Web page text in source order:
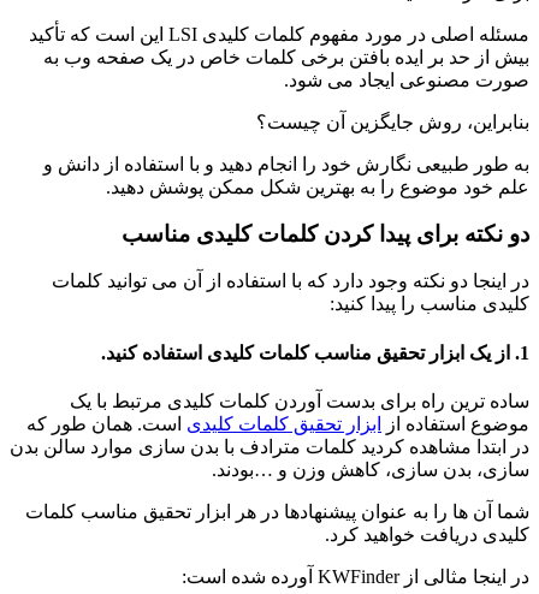
مسئله اصلی در مورد مفهوم کلمات کلیدی LSI این است که تأکید
بیش از حد بر ایده بافتن برخی کلمات خاص در یک صفحه وب به
صورت مصنوعی ایجاد می شود.
بنابراین، روش جایگزین آن چیست؟
به طور طبیعی نگارش خود را انجام دهید و با استفاده از دانش و
علم خود موضوع را به بهترین شکل ممکن پوشش دهید.
دو نکته برای پیدا کردن کلمات کلیدی مناسب
در اینجا دو نکته وجود دارد که با استفاده از آن می توانید کلمات
کلیدی مناسب را پیدا کنید:
1. از یک ابزار تحقیق مناسب کلمات کلیدی استفاده کنید.
ساده ترین راه برای بدست آوردن کلمات کلیدی مرتبط با یک
موضوع استفاده از
ابزار تحقیق کلمات کلیدی است. همان طور که
در ابتدا مشاهده کردید کلمات مترادف با بدن سازی موارد سالن بدن
سازی، بدن سازی، کاهش وزن و …بودند.
شما آن ها را به عنوان پیشنهادها در هر ابزار تحقیق مناسب کلمات
کلیدی دریافت خواهید کرد.
در اینجا مثالی از KWFinder آورده شده است: